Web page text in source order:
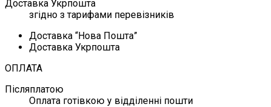
Доставка Укрпошта
згідно з тарифами перевізників
Доставка “Нова Пошта”
Доставка Укрпошта
ОПЛАТА
Післяплатою
Оплата готівкою у відділенні пошти